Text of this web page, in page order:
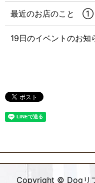
最近のお店のこと ①
19日のイベントのお知
Copyright © Dogリ